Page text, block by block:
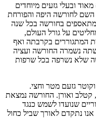
ובעלי גזעים מיוחדים
השם לחורשה היפה והפורחת
בחורשה בכל שנה
על גורל העולם,
המתגוררים בקרבתה ואף
נשמרה החורשה ועציה
שלא נשרפה בכל שרפות
לגובה של 7 מטר, וקוטר גזעם מטר וחצי.
קטלב ואורן. החורשה נמצאת
שנועדו לשמש כנגד
נתקדם לאורך שביל כחול